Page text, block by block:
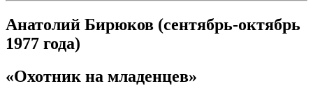
Анатолий Бирюков (сентябрь-октябрь
1977 года)
«Охотник на младенцев»